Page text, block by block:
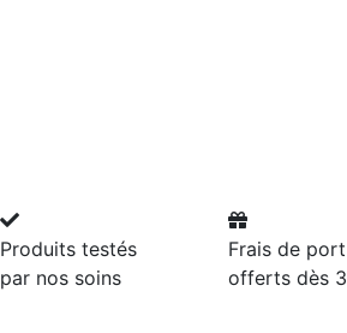
Produits testés
par nos soins
Frais de port
offerts dès